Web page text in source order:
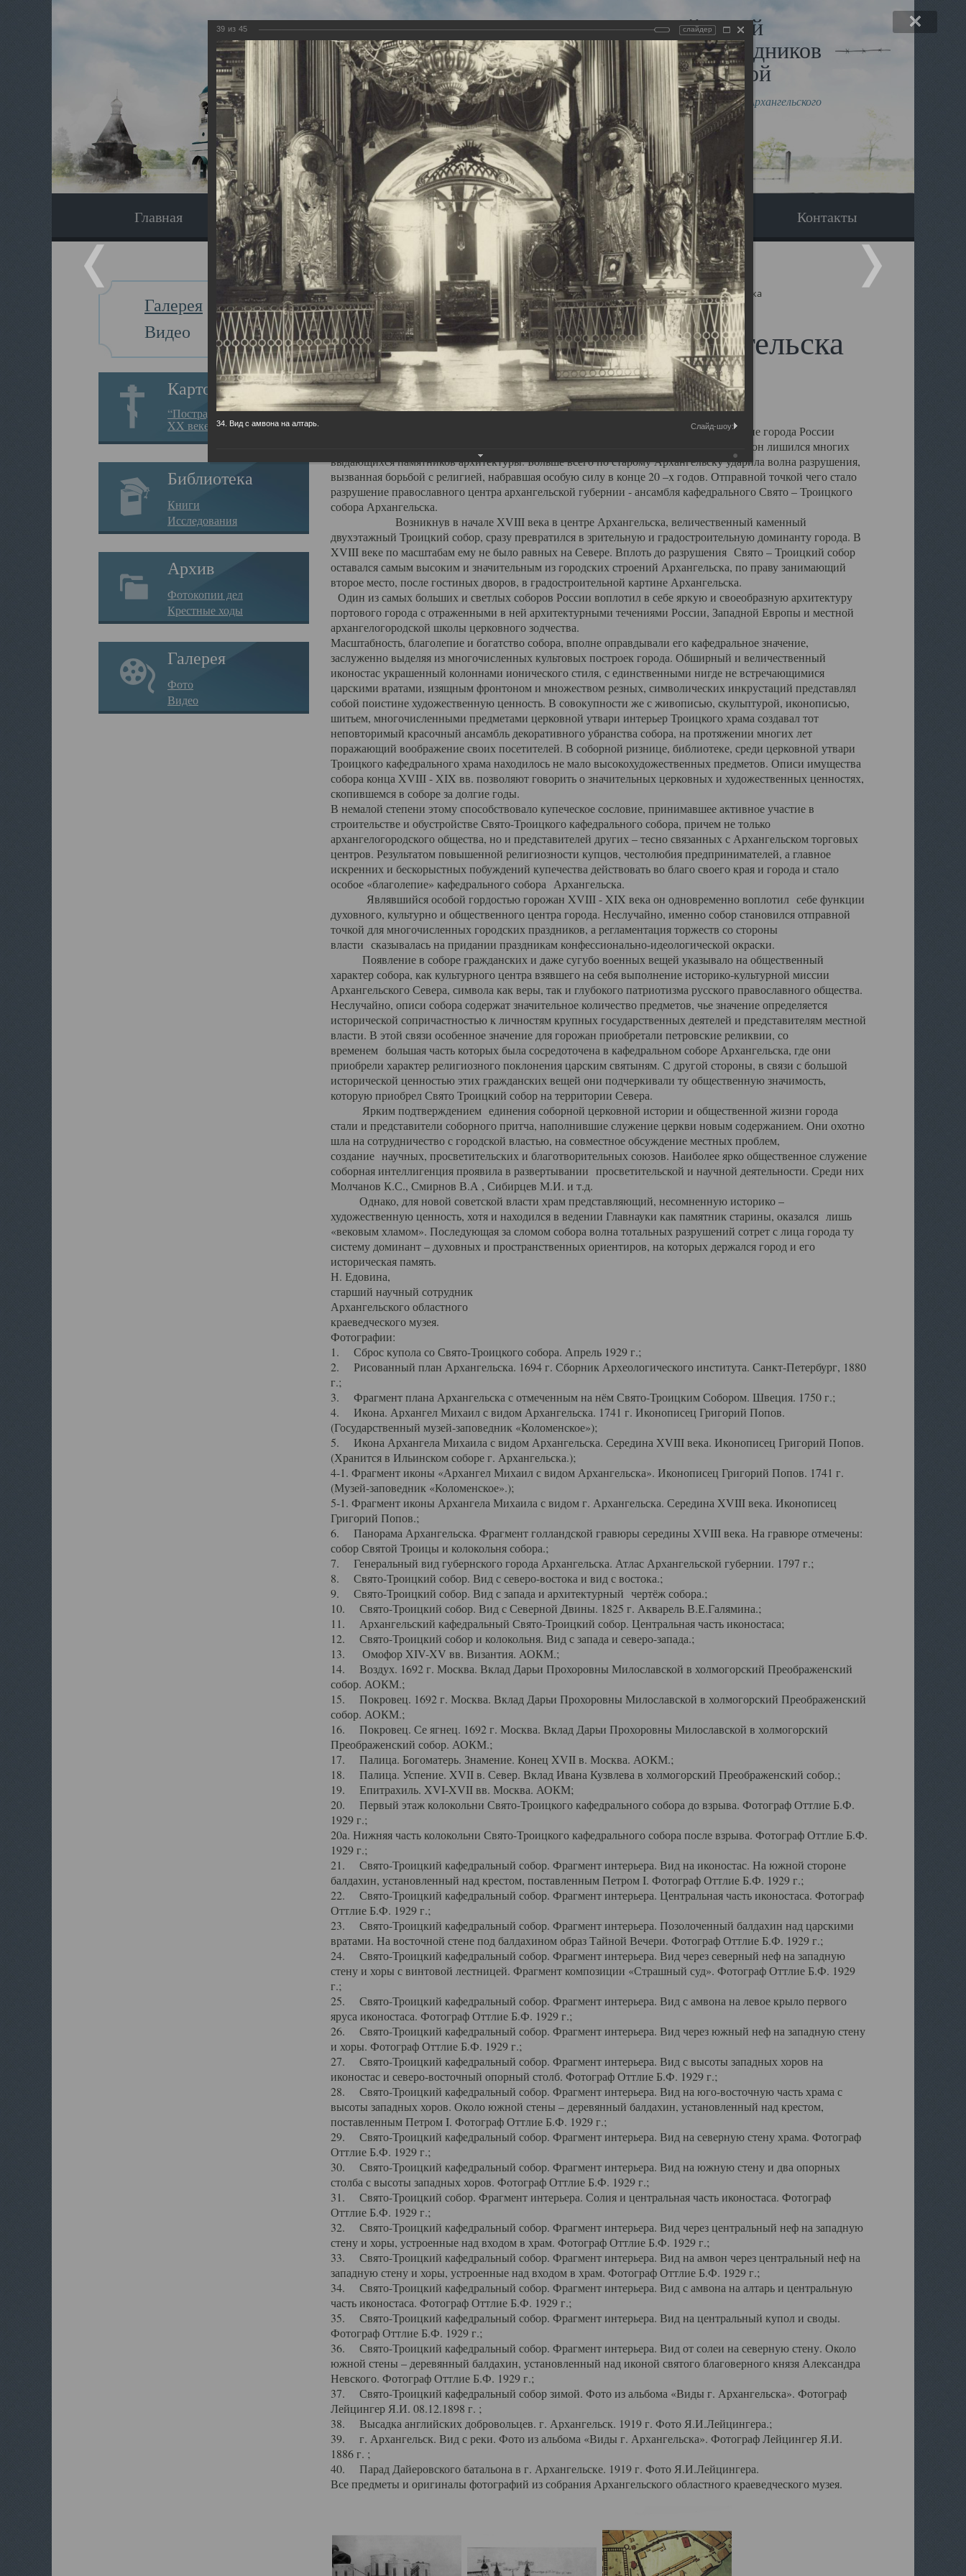
Виртуальный музей
Новомучеников и исповедников
Земли Архангельской
Сайт создан по благословлению митрополита Архангельского
и Холмогорского Даниила
Главная Экскурсия Наследники Галерея Вопрос-ответ Контакты
Галерея
Видео
Картотека
“Пострадавшие за веру в
XX веке на Севере”
Библиотека
Книги
Исследования
Архив
Фотокопии дел
Крестные ходы
Галерея
Фото
Видео
Главная Галерея Храмы-мученики Архангельска Свято-Троицкий собор Архангельска
Свято-Троицкий собор Архангельска
Свято-Троицкий собор Архангельска
23.12.2015
Сегодня мы можем говорить, что Архангельск в большей мере, чем другие губернские города России
пострадал от целенаправленных систематических разрушений, в результате которых он лишился многих
выдающихся памятников архитектуры. Больше всего по старому Архангельску ударила волна разрушения,
вызванная борьбой с религией, набравшая особую силу в конце 20 –х годов. Отправной точкой чего стало
разрушение православного центра архангельской губернии - ансамбля кафедрального Свято – Троицкого
собора Архангельска.
Возникнув в начале XVIII века в центре Архангельска, величественный каменный
двухэтажный Троицкий собор, сразу превратился в зрительную и градостроительную доминанту города. В
XVIII веке по масштабам ему не было равных на Севере. Вплоть до разрушения Свято – Троицкий собор
оставался самым высоким и значительным из городских строений Архангельска, по праву занимающий
второе место, после гостиных дворов, в градостроительной картине Архангельска.
Один из самых больших и светлых соборов России воплотил в себе яркую и своеобразную архитектуру
портового города с отраженными в ней архитектурными течениями России, Западной Европы и местной
архангелогородской школы церковного зодчества.
Масштабность, благолепие и богатство собора, вполне оправдывали его кафедральное значение,
заслуженно выделяя из многочисленных культовых построек города. Обширный и величественный
иконостас украшенный колоннами ионического стиля, с единственными нигде не встречающимися
царскими вратами, изящным фронтоном и множеством резных, символических инкрустаций представлял
собой поистине художественную ценность. В совокупности же с живописью, скульптурой, иконописью,
шитьем, многочисленными предметами церковной утвари интерьер Троицкого храма создавал тот
неповторимый красочный ансамбль декоративного убранства собора, на протяжении многих лет
поражающий воображение своих посетителей. В соборной ризнице, библиотеке, среди церковной утвари
Троицкого кафедрального храма находилось не мало высокохудожественных предметов. Описи имущества
собора конца XVIII - XIX вв. позволяют говорить о значительных церковных и художественных ценностях,
скопившемся в соборе за долгие годы.
В немалой степени этому способствовало купеческое сословие, принимавшее активное участие в
строительстве и обустройстве Свято-Троицкого кафедрального собора, причем не только
архангелогородского общества, но и представителей других – тесно связанных с Архангельском торговых
центров. Результатом повышенной религиозности купцов, честолюбия предпринимателей, а главное
искренних и бескорыстных побуждений купечества действовать во благо своего края и города и стало
особое «благолепие» кафедрального собора Архангельска.
Являвшийся особой гордостью горожан XVIII - XIX века он одновременно воплотил себе функции
духовного, культурно и общественного центра города. Неслучайно, именно собор становился отправной
точкой для многочисленных городских праздников, а регламентация торжеств со стороны
власти сказывалась на придании праздникам конфессионально-идеологической окраски.
Появление в соборе гражданских и даже сугубо военных вещей указывало на общественный
характер собора, как культурного центра взявшего на себя выполнение историко-культурной миссии
Архангельского Севера, символа как веры, так и глубокого патриотизма русского православного общества.
Неслучайно, описи собора содержат значительное количество предметов, чье значение определяется
исторической сопричастностью к личностям крупных государственных деятелей и представителям местной
власти. В этой связи особенное значение для горожан приобретали петровские реликвии, со
временем большая часть которых была сосредоточена в кафедральном соборе Архангельска, где они
приобрели характер религиозного поклонения царским святыням. С другой стороны, в связи с большой
исторической ценностью этих гражданских вещей они подчеркивали ту общественную значимость,
которую приобрел Свято Троицкий собор на территории Севера.
Ярким подтверждением единения соборной церковной истории и общественной жизни города
стали и представители соборного притча, наполнившие служение церкви новым содержанием. Они охотно
шла на сотрудничество с городской властью, на совместное обсуждение местных проблем,
создание научных, просветительских и благотворительных союзов. Наиболее ярко общественное служение
соборная интеллигенция проявила в развертывании просветительской и научной деятельности. Среди них
Молчанов К.С., Смирнов В.А , Сибирцев М.И. и т.д.
Однако, для новой советской власти храм представляющий, несомненную историко –
художественную ценность, хотя и находился в ведении Главнауки как памятник старины, оказался лишь
«вековым хламом». Последующая за сломом собора волна тотальных разрушений сотрет с лица города ту
систему доминант – духовных и пространственных ориентиров, на которых держался город и его
историческая память.
Н. Едовина,
старший научный сотрудник
Архангельского областного
краеведческого музея.
Фотографии:
1. Сброс купола со Свято-Троицкого собора. Апрель 1929 г.;
2. Рисованный план Архангельска. 1694 г. Сборник Археологического института. Санкт-Петербург, 1880
г.;
3. Фрагмент плана Архангельска с отмеченным на нём Свято-Троицким Собором. Швеция. 1750 г.;
4. Икона. Архангел Михаил с видом Архангельска. 1741 г. Иконописец Григорий Попов.
(Государственный музей-заповедник «Коломенское»);
5. Икона Архангела Михаила с видом Архангельска. Середина XVIII века. Иконописец Григорий Попов.
(Хранится в Ильинском соборе г. Архангельска.);
4-1. Фрагмент иконы «Архангел Михаил с видом Архангельска». Иконописец Григорий Попов. 1741 г.
(Музей-заповедник «Коломенское».);
5-1. Фрагмент иконы Архангела Михаила с видом г. Архангельска. Середина XVIII века. Иконописец
Григорий Попов.;
6. Панорама Архангельска. Фрагмент голландской гравюры середины XVIII века. На гравюре отмечены:
собор Святой Троицы и колокольня собора.;
7. Генеральный вид губернского города Архангельска. Атлас Архангельской губернии. 1797 г.;
8. Свято-Троицкий собор. Вид с северо-востока и вид с востока.;
9. Свято-Троицкий собор. Вид с запада и архитектурный чертёж собора.;
10. Свято-Троицкий собор. Вид с Северной Двины. 1825 г. Акварель В.Е.Галямина.;
11. Архангельский кафедральный Свято-Троицкий собор. Центральная часть иконостаса;
12. Свято-Троицкий собор и колокольня. Вид с запада и северо-запада.;
13. Омофор XIV-XV вв. Византия. АОКМ.;
14. Воздух. 1692 г. Москва. Вклад Дарьи Прохоровны Милославской в холмогорский Преображенский
собор. АОКМ.;
15. Покровец. 1692 г. Москва. Вклад Дарьи Прохоровны Милославской в холмогорский Преображенский
собор. АОКМ.;
16. Покровец. Се ягнец. 1692 г. Москва. Вклад Дарьи Прохоровны Милославской в холмогорский
Преображенский собор. АОКМ.;
17. Палица. Богоматерь. Знамение. Конец XVII в. Москва. АОКМ.;
18. Палица. Успение. XVII в. Север. Вклад Ивана Кузвлева в холмогорский Преображенский собор.;
19. Епитрахиль. XVI-XVII вв. Москва. АОКМ;
20. Первый этаж колокольни Свято-Троицкого кафедрального собора до взрыва. Фотограф Оттлие Б.Ф.
1929 г.;
20а. Нижняя часть колокольни Свято-Троицкого кафедрального собора после взрыва. Фотограф Оттлие Б.Ф.
1929 г.;
21. Свято-Троицкий кафедральный собор. Фрагмент интерьера. Вид на иконостас. На южной стороне
балдахин, установленный над крестом, поставленным Петром I. Фотограф Оттлие Б.Ф. 1929 г.;
22. Свято-Троицкий кафедральный собор. Фрагмент интерьера. Центральная часть иконостаса. Фотограф
Оттлие Б.Ф. 1929 г.;
23. Свято-Троицкий кафедральный собор. Фрагмент интерьера. Позолоченный балдахин над царскими
вратами. На восточной стене под балдахином образ Тайной Вечери. Фотограф Оттлие Б.Ф. 1929 г.;
24. Свято-Троицкий кафедральный собор. Фрагмент интерьера. Вид через северный неф на западную
стену и хоры с винтовой лестницей. Фрагмент композиции «Страшный суд». Фотограф Оттлие Б.Ф. 1929
г.;
25. Свято-Троицкий кафедральный собор. Фрагмент интерьера. Вид с амвона на левое крыло первого
яруса иконостаса. Фотограф Оттлие Б.Ф. 1929 г.;
26. Свято-Троицкий кафедральный собор. Фрагмент интерьера. Вид через южный неф на западную стену
и хоры. Фотограф Оттлие Б.Ф. 1929 г.;
27. Свято-Троицкий кафедральный собор. Фрагмент интерьера. Вид с высоты западных хоров на
иконостас и северо-восточный опорный столб. Фотограф Оттлие Б.Ф. 1929 г.;
28. Свято-Троицкий кафедральный собор. Фрагмент интерьера. Вид на юго-восточную часть храма с
высоты западных хоров. Около южной стены – деревянный балдахин, установленный над крестом,
поставленным Петром I. Фотограф Оттлие Б.Ф. 1929 г.;
29. Свято-Троицкий кафедральный собор. Фрагмент интерьера. Вид на северную стену храма. Фотограф
Оттлие Б.Ф. 1929 г.;
30. Свято-Троицкий кафедральный собор. Фрагмент интерьера. Вид на южную стену и два опорных
столба с высоты западных хоров. Фотограф Оттлие Б.Ф. 1929 г.;
31. Свято-Троицкий собор. Фрагмент интерьера. Солия и центральная часть иконостаса. Фотограф
Оттлие Б.Ф. 1929 г.;
32. Свято-Троицкий кафедральный собор. Фрагмент интерьера. Вид через центральный неф на западную
стену и хоры, устроенные над входом в храм. Фотограф Оттлие Б.Ф. 1929 г.;
33. Свято-Троицкий кафедральный собор. Фрагмент интерьера. Вид на амвон через центральный неф на
западную стену и хоры, устроенные над входом в храм. Фотограф Оттлие Б.Ф. 1929 г.;
34. Свято-Троицкий кафедральный собор. Фрагмент интерьера. Вид с амвона на алтарь и центральную
часть иконостаса. Фотограф Оттлие Б.Ф. 1929 г.;
35. Свято-Троицкий кафедральный собор. Фрагмент интерьера. Вид на центральный купол и своды.
Фотограф Оттлие Б.Ф. 1929 г.;
36. Свято-Троицкий кафедральный собор. Фрагмент интерьера. Вид от солеи на северную стену. Около
южной стены – деревянный балдахин, установленный над иконой святого благоверного князя Александра
Невского. Фотограф Оттлие Б.Ф. 1929 г.;
37. Свято-Троицкий кафедральный собор зимой. Фото из альбома «Виды г. Архангельска». Фотограф
Лейцингер Я.И. 08.12.1898 г. ;
38. Высадка английских добровольцев. г. Архангельск. 1919 г. Фото Я.И.Лейцингера.;
39. г. Архангельск. Вид с реки. Фото из альбома «Виды г. Архангельска». Фотограф Лейцингер Я.И.
1886 г. ;
40. Парад Дайеровского батальона в г. Архангельске. 1919 г. Фото Я.И.Лейцингера.
Все предметы и оригиналы фотографий из собрания Архангельского областного краеведческого музея.
39 из 45 слайдер
34. Вид с амвона на алтарь. Слайд-шоу: